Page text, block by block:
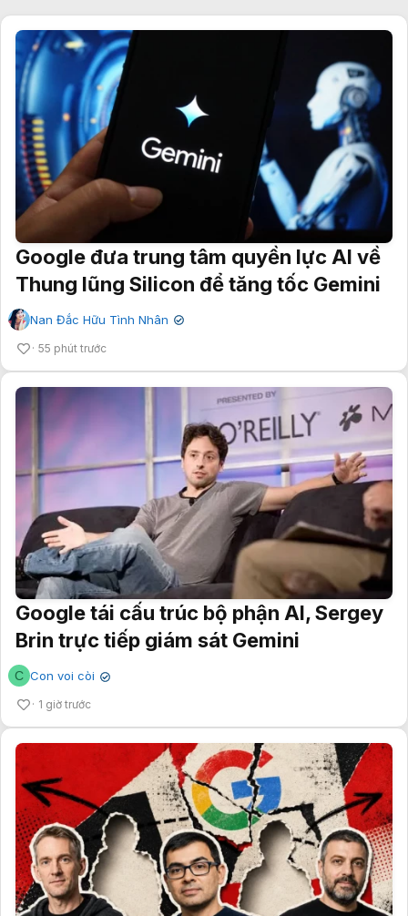
Google đưa trung tâm quyền lực AI về
Thung lũng Silicon để tăng tốc Gemini
Nan Đắc Hữu Tình Nhân ✔
55 phút trước
Google tái cấu trúc bộ phận AI, Sergey
Brin trực tiếp giám sát Gemini
C Con voi còi ✔
1 giờ trước